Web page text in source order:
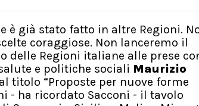
è già stato fatto in altre Regioni.
coraggiose. Non lanceremo il
delle Regioni italiane alle prese
e politiche sociali Maurizio
titolo “Proposte per nuove forme
- ha ricordato Sacconi - il tavolo